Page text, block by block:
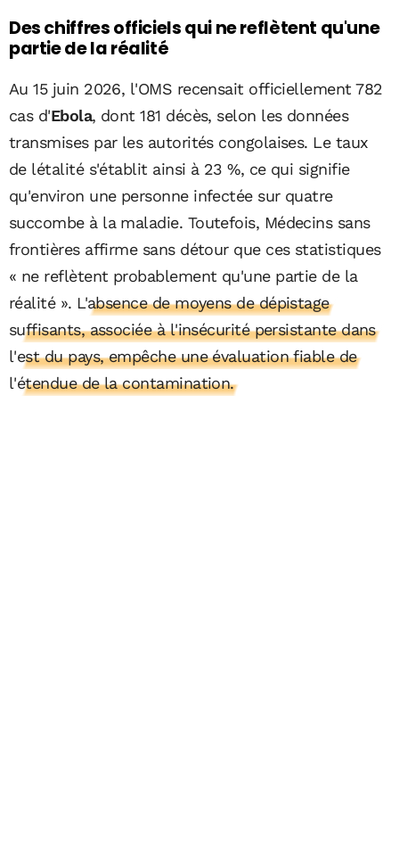
Des chiffres officiels qui ne reflètent qu'une
partie de la réalité
Au 15 juin 2026, l'OMS recensait officiellement 782
cas d'Ebola, dont 181 décès, selon les données
transmises par les autorités congolaises. Le taux
de létalité s'établit ainsi à 23 %, ce qui signifie
qu'environ une personne infectée sur quatre
succombe à la maladie. Toutefois, Médecins sans
frontières affirme sans détour que ces statistiques
« ne reflètent probablement qu'une partie de la
réalité ». L'absence de moyens de dépistage
suffisants, associée à l'insécurité persistante dans
l'est du pays, empêche une évaluation fiable de
l'étendue de la contamination.